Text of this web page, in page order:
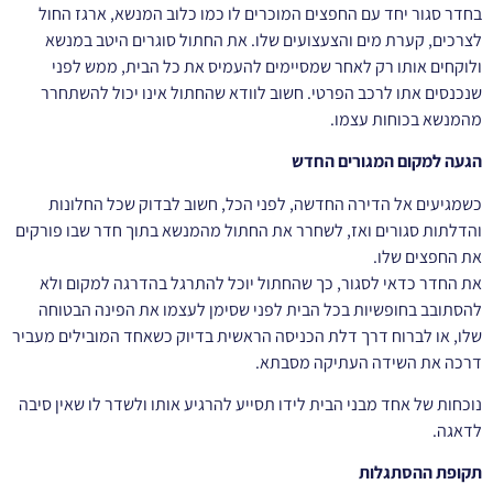
בחדר סגור יחד עם החפצים המוכרים לו כמו כלוב המנשא, ארגז החול
לצרכים, קערת מים והצעצועים שלו. את החתול סוגרים היטב במנשא
ולוקחים אותו רק לאחר שמסיימים להעמיס את כל הבית, ממש לפני
שנכנסים אתו לרכב הפרטי. חשוב לוודא שהחתול אינו יכול להשתחרר
מהמנשא בכוחות עצמו.
הגעה למקום המגורים החדש
כשמגיעים אל הדירה החדשה, לפני הכל, חשוב לבדוק שכל החלונות
והדלתות סגורים ואז, לשחרר את החתול מהמנשא בתוך חדר שבו פורקים
את החפצים שלו.
את החדר כדאי לסגור, כך שהחתול יוכל להתרגל בהדרגה למקום ולא
להסתובב בחופשיות בכל הבית לפני שסימן לעצמו את הפינה הבטוחה
שלו, או לברוח דרך דלת הכניסה הראשית בדיוק כשאחד המובילים מעביר
דרכה את השידה העתיקה מסבתא.
נוכחות של אחד מבני הבית לידו תסייע להרגיע אותו ולשדר לו שאין סיבה
לדאגה.
תקופת ההסתגלות